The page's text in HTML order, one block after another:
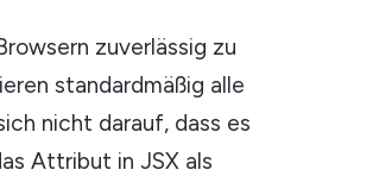
zuverlässig zu
standardmäßig alle
nicht darauf, dass es
Attribut in JSX als